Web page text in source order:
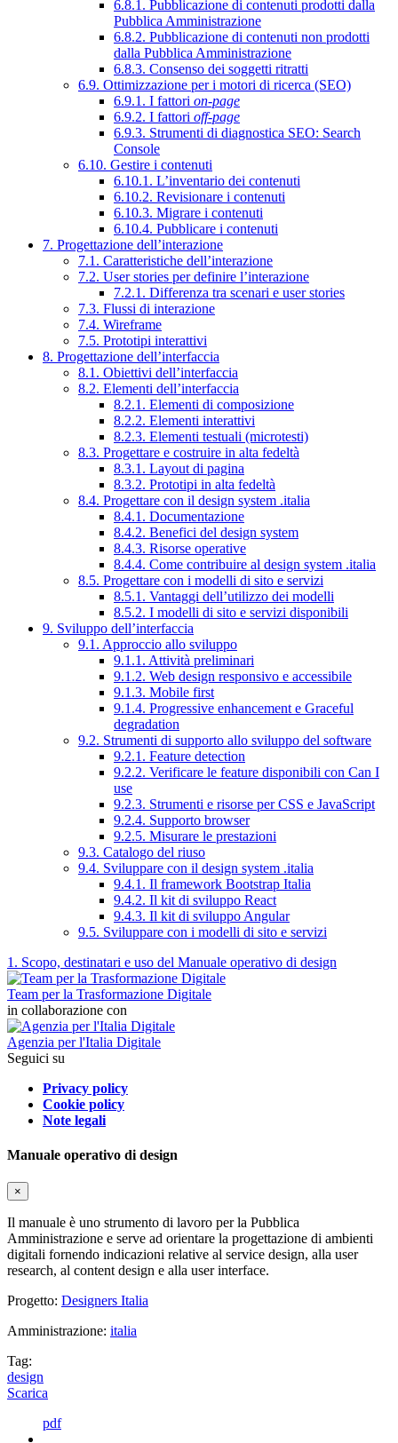
6.8.1. Pubblicazione di contenuti prodotti dalla
Pubblica Amministrazione
6.8.2. Pubblicazione di contenuti non prodotti
dalla Pubblica Amministrazione
6.8.3. Consenso dei soggetti ritratti
6.9. Ottimizzazione per i motori di ricerca (SEO)
6.9.1. I fattori on-page
6.9.2. I fattori off-page
6.9.3. Strumenti di diagnostica SEO: Search
Console
6.10. Gestire i contenuti
6.10.1. L’inventario dei contenuti
6.10.2. Revisionare i contenuti
6.10.3. Migrare i contenuti
6.10.4. Pubblicare i contenuti
7. Progettazione dell’interazione
7.1. Caratteristiche dell’interazione
7.2. User stories per definire l’interazione
7.2.1. Differenza tra scenari e user stories
7.3. Flussi di interazione
7.4. Wireframe
7.5. Prototipi interattivi
8. Progettazione dell’interfaccia
8.1. Obiettivi dell’interfaccia
8.2. Elementi dell’interfaccia
8.2.1. Elementi di composizione
8.2.2. Elementi interattivi
8.2.3. Elementi testuali (microtesti)
8.3. Progettare e costruire in alta fedeltà
8.3.1. Layout di pagina
8.3.2. Prototipi in alta fedeltà
8.4. Progettare con il design system .italia
8.4.1. Documentazione
8.4.2. Benefici del design system
8.4.3. Risorse operative
8.4.4. Come contribuire al design system .italia
8.5. Progettare con i modelli di sito e servizi
8.5.1. Vantaggi dell’utilizzo dei modelli
8.5.2. I modelli di sito e servizi disponibili
9. Sviluppo dell’interfaccia
9.1. Approccio allo sviluppo
9.1.1. Attività preliminari
9.1.2. Web design responsivo e accessibile
9.1.3. Mobile first
9.1.4. Progressive enhancement e Graceful
degradation
9.2. Strumenti di supporto allo sviluppo del software
9.2.1. Feature detection
9.2.2. Verificare le feature disponibili con Can I
use
9.2.3. Strumenti e risorse per CSS e JavaScript
9.2.4. Supporto browser
9.2.5. Misurare le prestazioni
9.3. Catalogo del riuso
9.4. Sviluppare con il design system .italia
9.4.1. Il framework Bootstrap Italia
9.4.2. Il kit di sviluppo React
9.4.3. Il kit di sviluppo Angular
9.5. Sviluppare con i modelli di sito e servizi
1. Scopo, destinatari e uso del Manuale operativo di design
Team per la Trasformazione Digitale
in collaborazione con
Agenzia per l'Italia Digitale
Seguici su
Privacy policy
Cookie policy
Note legali
Manuale operativo di design
×
Il manuale è uno strumento di lavoro per la Pubblica
Amministrazione e serve ad orientare la progettazione di ambienti
digitali fornendo indicazioni relative al service design, alla user
research, al content design e alla user interface.
Progetto: Designers Italia
Amministrazione: italia
Tag:
design
Scarica
pdf